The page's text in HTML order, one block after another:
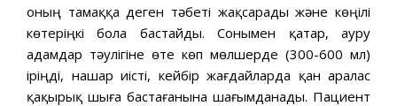
оның тамаққа деген тәбеті жақсарады және көңілі
көтеріңкі бола бастайды. Сонымен қатар, ауру
адамдар тәулігіне өте көп мөлшерде (300-600 мл)
іріңді, нашар иісті, кейбір жағдайларда қан аралас
қақырық шыға бастағанына шағымданады. Пациент